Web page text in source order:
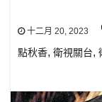
十二月 20, 2023
點秋香, 衛視關台,